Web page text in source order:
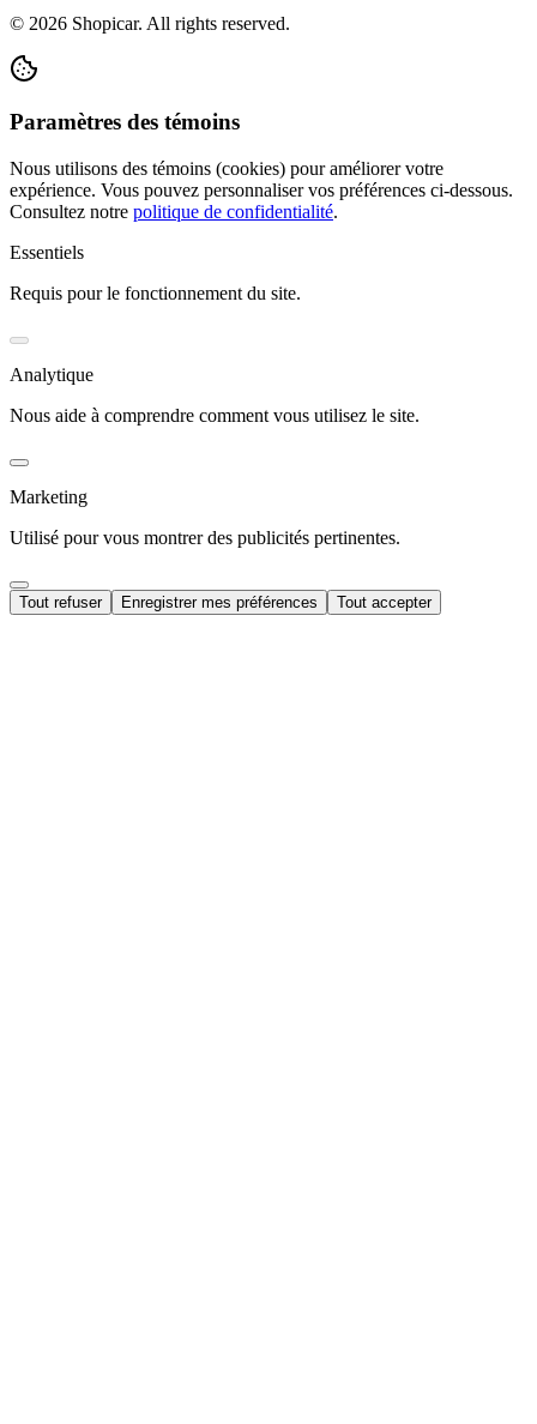
© 2026 Shopicar. All rights reserved.
Paramètres des témoins
Nous utilisons des témoins (cookies) pour améliorer votre
expérience. Vous pouvez personnaliser vos préférences ci-dessous.
Consultez notre politique de confidentialité.
Essentiels
Requis pour le fonctionnement du site.
Analytique
Nous aide à comprendre comment vous utilisez le site.
Marketing
Utilisé pour vous montrer des publicités pertinentes.
Tout refuser Enregistrer mes préférences Tout accepter